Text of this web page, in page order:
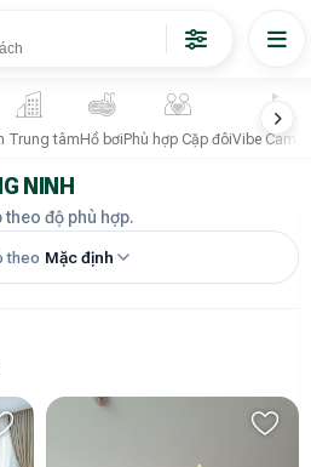
Trung tâm Hồ bơi Phù hợp Cặp đôiVibe
NINH
độ phù hợp.
theo Mặc định